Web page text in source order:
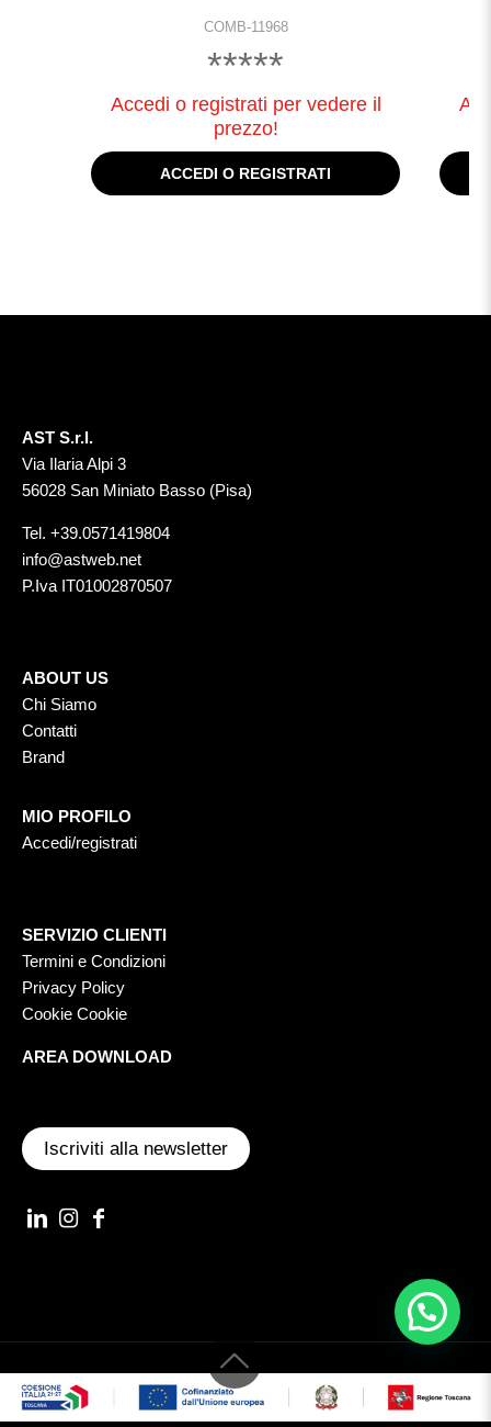
COMB-11968
*****
Accedi o registrati per vedere il
prezzo!
ACCEDI O REGISTRATI
AST S.r.l.
Via Ilaria Alpi 3
56028 San Miniato Basso (Pisa)
Tel. +39.0571419804
info@astweb.net
P.Iva IT01002870507
ABOUT US
Chi Siamo
Contatti
Brand
MIO PROFILO
Accedi/registrati
SERVIZIO CLIENTI
Termini e Condizioni
Privacy Policy
Cookie Cookie
AREA DOWNLOAD
Iscriviti alla newsletter
© 2022 AST S.R.L. VIA ILARIA ALPI, 3 56028 SAN MINIATO (PI) -
REA PI97859 - P.IVA/CF/Nr iscriz. 01002870507 CAP. SOC. 51.480 €